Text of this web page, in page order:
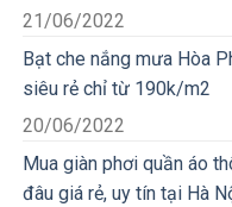
21/06/2022
Bạt che nắng mưa Hòa
siêu rẻ chỉ từ 190k/m2
20/06/2022
Mua giàn phơi quần áo
đâu giá rẻ, uy tín tại Hà